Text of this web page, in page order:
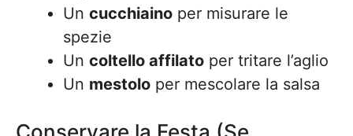
Un cucchiaino per misurare le
spezie
Un coltello affilato per tritare l’aglio
Un mestolo per mescolare la salsa